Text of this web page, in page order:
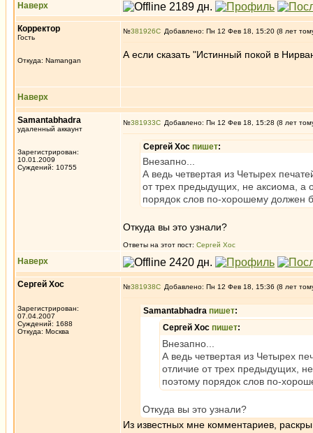
Наверх
Корректор
Гость
Откуда: Namangan
№381926 Добавлено: Пн 12 Фев 18, 15:20 (8 лет
А если сказать "Истинный покой в
Наверх
Samantabhadra
удаленный аккаунт
Зарегистрирован:
10.01.2009
Суждений: 10755
№381933 Добавлено: Пн 12 Фев 18, 15:28 (8 лет
Сергей Хос пишет:
Внезапно...
А ведь четвертая из Четырех
от трех предыдущих, не аксиома, а
порядок слов по-хорошему должен
Откуда вы это узнали?
Ответы на этот пост: Сергей Хос
Наверх
Сергей Хос
Зарегистрирован:
07.04.2007
Суждений: 1688
Откуда: Москва
№381938 Добавлено: Пн 12 Фев 18, 15:36 (8 лет
Samantabhadra пишет:
Сергей Хос пишет:
Внезапно...
А ведь четвертая из Четырех
отличие от трех предыдущих,
поэтому порядок слов по-
Откуда вы это узнали?
Из известных мне комментариев,